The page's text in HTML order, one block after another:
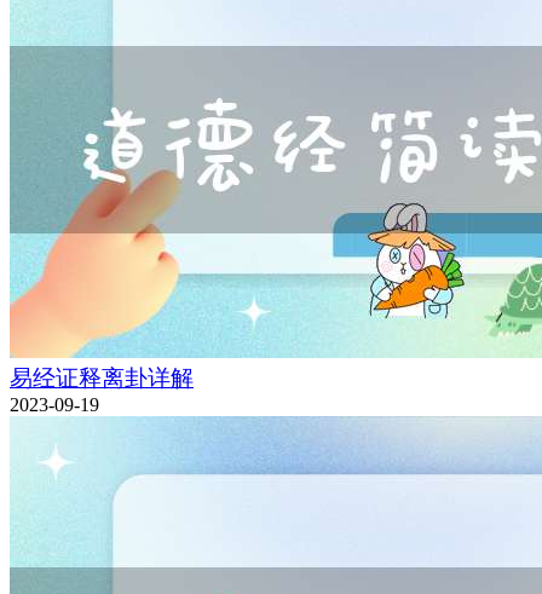
易经证释离卦详解
2023-09-19